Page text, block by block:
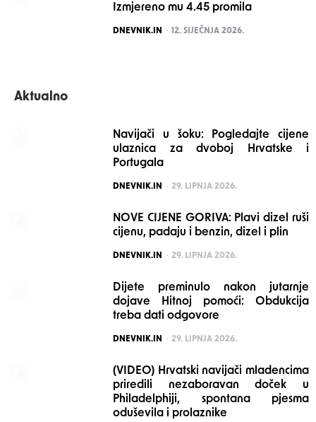
Izmjereno mu 4.45 promila
POSTED
DNEVNIK.IN 12. SIJEČNJA 2026.
Aktualno
Navijači u šoku: Pogledajte cijene
ulaznica za dvoboj Hrvatske i
Portugala
POSTED
DNEVNIK.IN 29. LIPNJA 2026.
NOVE CIJENE GORIVA: Plavi dizel ruši
cijenu, padaju i benzin, dizel i plin
POSTED
DNEVNIK.IN 29. LIPNJA 2026.
Dijete preminulo nakon jutarnje
dojave Hitnoj pomoći: Obdukcija
treba dati odgovore
POSTED
DNEVNIK.IN 29. LIPNJA 2026.
(VIDEO) Hrvatski navijači mladencima
priredili nezaboravan doček u
Philadelphiji, spontana pjesma
oduševila i prolaznike